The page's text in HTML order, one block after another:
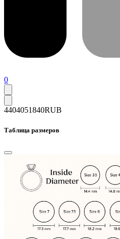
0
4404051840RUB
Таблица размеров